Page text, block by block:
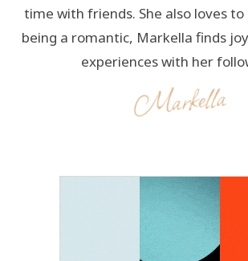
time with friends. She also loves
being a romantic, Markella finds
experiences with her